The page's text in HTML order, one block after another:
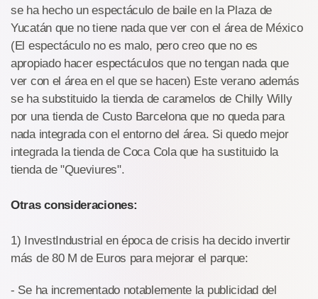
se ha hecho un espectáculo de baile en la Plaza de
Yucatán que no tiene nada que ver con el área de México
(El espectáculo no es malo, pero creo que no es
apropiado hacer espectáculos que no tengan nada que
ver con el área en el que se hacen) Este verano además
se ha substituido la tienda de caramelos de Chilly Willy
por una tienda de Custo Barcelona que no queda para
nada integrada con el entorno del área. Si quedo mejor
integrada la tienda de Coca Cola que ha sustituido la
tienda de "Queviures".
Otras consideraciones:
1) InvestIndustrial en época de crisis ha decido invertir
más de 80 M de Euros para mejorar el parque:
- Se ha incrementado notablemente la publicidad del